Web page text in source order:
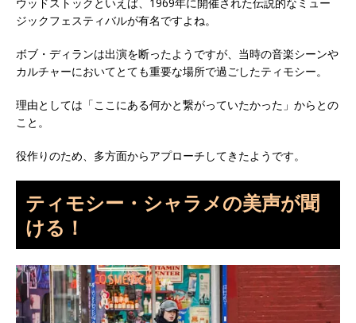
ジックフェスティバルが有名ですよね。
ボブ・ディランは出演を断ったようですが、当時の音楽シーンや
カルチャーにおいてとても重要な場所で過ごしたティモシー。
理由としては「ここにある何かと繋がっていたかった」からとの
こと。
役作りのため、多方面からアプローチしてきたようです。
ティモシー・シャラメの美声が聞
ける！